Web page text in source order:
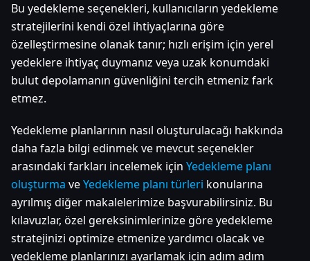
Bu yedekleme seçenekleri, kullanıcıların yedekleme
stratejilerini kendi özel ihtiyaçlarına göre
özelleştirmesine olanak tanır; hızlı erişim için yerel
yedeklere ihtiyaç duymanız veya uzak konumdaki
bulut depolamanın güvenliğini tercih etmeniz fark
etmez.
Yedekleme planlarının nasıl oluşturulacağı hakkında
daha fazla bilgi edinmek ve mevcut seçenekler
arasındaki farkları incelemek için Yedekleme planı
oluşturma veYedekleme planı türleri konularına
ayrılmış diğer makalelerimize başvurabilirsiniz. Bu
kılavuzlar, özel gereksinimlerinize göre yedekleme
stratejinizi optimize etmenize yardımcı olacak ve
yedekleme planlarınızı ayarlamak için adım adım